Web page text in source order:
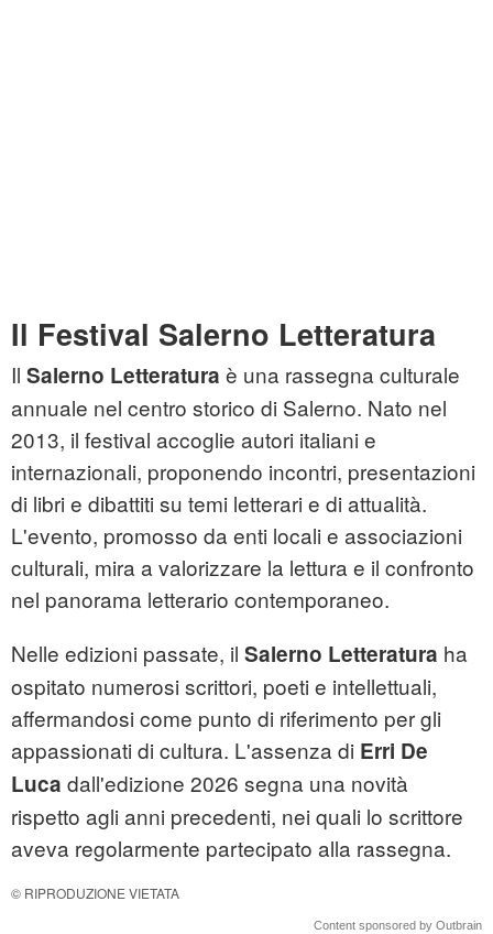
Il Festival Salerno Letteratura
Il Salerno Letteratura è una rassegna culturale
annuale nel centro storico di Salerno. Nato nel
2013, il festival accoglie autori italiani e
internazionali, proponendo incontri, presentazioni
di libri e dibattiti su temi letterari e di attualità.
L'evento, promosso da enti locali e associazioni
culturali, mira a valorizzare la lettura e il confronto
nel panorama letterario contemporaneo.
Nelle edizioni passate, il Salerno Letteratura ha
ospitato numerosi scrittori, poeti e intellettuali,
affermandosi come punto di riferimento per gli
appassionati di cultura. L'assenza di Erri De
Luca dall'edizione 2026 segna una novità
rispetto agli anni precedenti, nei quali lo scrittore
aveva regolarmente partecipato alla rassegna.
© RIPRODUZIONE VIETATA
Content sponsored by Outbrain